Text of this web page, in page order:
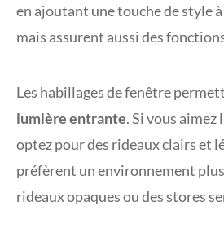
en ajoutant une touche de style
mais assurent aussi des
Les habillages de fenêtre
lumière entrante. Si vous
optez pour des rideaux clairs et
préfèrent un environnement
rideaux opaques ou des stores